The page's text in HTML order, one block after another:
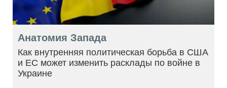
Анатомия Запада
Как внутренняя политическая борьба в США
и ЕС может изменить расклады по войне в
Украине